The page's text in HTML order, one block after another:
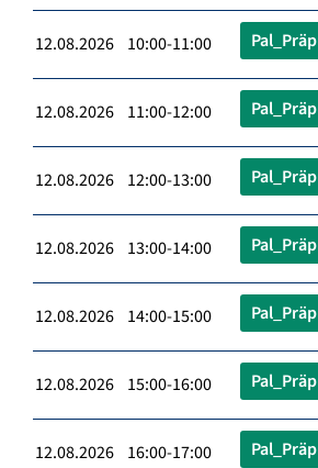
12.08.2026 10:00-11:00 Pal_Präp
12.08.2026 11:00-12:00 Pal_Präp
12.08.2026 12:00-13:00 Pal_Präp
12.08.2026 13:00-14:00 Pal_Präp
12.08.2026 14:00-15:00 Pal_Präp
12.08.2026 15:00-16:00 Pal_Präp
12.08.2026 16:00-17:00 Pal_Präp